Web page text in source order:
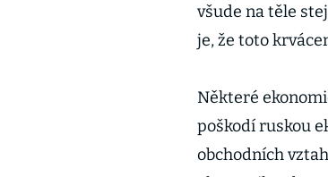
všude na těle
je, že toto
Některé
poškodí ruskou
obchodních